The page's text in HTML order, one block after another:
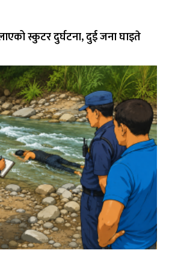
स्कुटर दुर्घटना, दुई जना घाइते